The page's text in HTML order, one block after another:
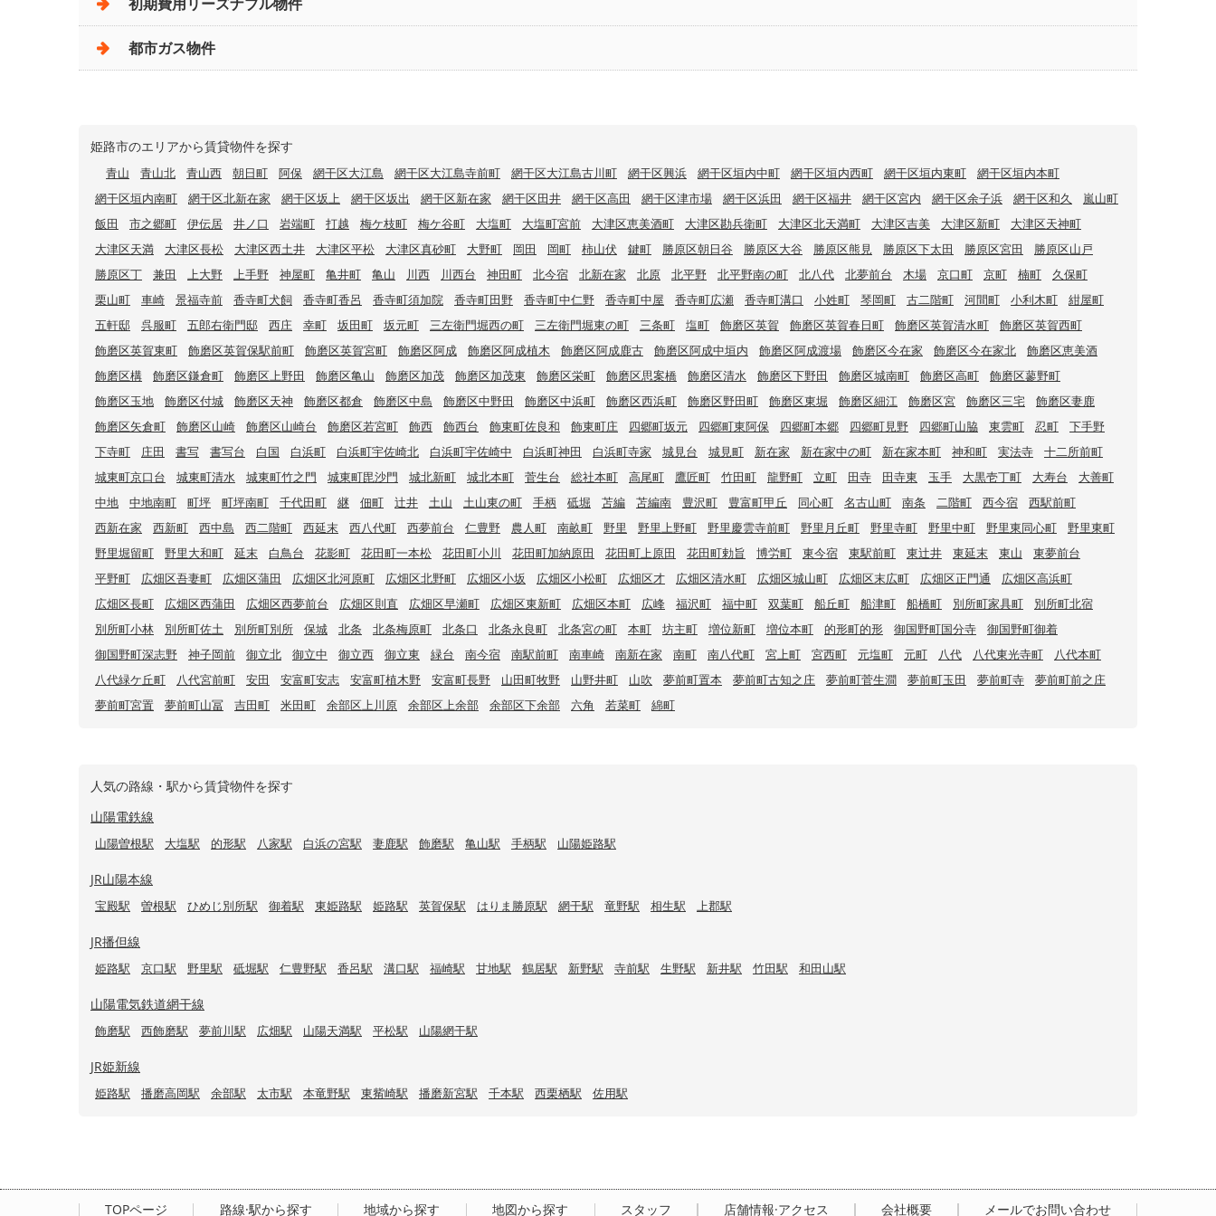
都市ガス物件
姫路市のエリアから賃貸物件を探す
青山 青山北 青山西 朝日町 阿保 網干区大江島 網干区大江島寺前町 網干区大江島古川町 網干区興浜 網干区垣内中町 網干区垣内西町 網干区垣内東町
網干区垣内本町
網干区垣内南町
網干区北新在家 網干区坂上 網干区坂出 網干区新在家 網干区田井 網干区高田 網干区津市場 網干区浜田 網干区福井 網干区宮内 網干区余子浜 網干区和久
嵐山町
飯田
市之郷町 伊伝居 井ノ口 岩端町 打越 梅ケ枝町 梅ケ谷町 大塩町 大塩町宮前 大津区恵美酒町 大津区勘兵衛町 大津区北天満町 大津区吉美 大津区新町
大津区天神町
大津区天満
大津区長松 大津区西土井 大津区平松 大津区真砂町 大野町 岡田 岡町 柿山伏 鍵町 勝原区朝日谷 勝原区大谷 勝原区熊見 勝原区下太田 勝原区宮田
勝原区山戸
勝原区丁
兼田 上大野 上手野 神屋町 亀井町 亀山 川西 川西台 神田町 北今宿 北新在家 北原 北平野 北平野南の町 北八代 北夢前台 木場 京口町 京町 楠町
久保町
栗山町
車崎 景福寺前 香寺町犬飼 香寺町香呂 香寺町須加院 香寺町田野 香寺町中仁野 香寺町中屋 香寺町広瀬 香寺町溝口 小姓町 琴岡町 古二階町 河間町 小利木町
紺屋町
五軒邸
呉服町 五郎右衛門邸 西庄 幸町 坂田町 坂元町 三左衛門堀西の町 三左衛門堀東の町 三条町 塩町 飾磨区英賀 飾磨区英賀春日町 飾磨区英賀清水町
飾磨区英賀西町
飾磨区英賀東町
飾磨区英賀保駅前町 飾磨区英賀宮町 飾磨区阿成 飾磨区阿成植木 飾磨区阿成鹿古 飾磨区阿成中垣内 飾磨区阿成渡場 飾磨区今在家 飾磨区今在家北
飾磨区恵美酒
飾磨区構
飾磨区鎌倉町 飾磨区上野田 飾磨区亀山 飾磨区加茂 飾磨区加茂東 飾磨区栄町 飾磨区思案橋 飾磨区清水 飾磨区下野田 飾磨区城南町 飾磨区高町
飾磨区蓼野町
飾磨区玉地
飾磨区付城 飾磨区天神 飾磨区都倉 飾磨区中島 飾磨区中野田 飾磨区中浜町 飾磨区西浜町 飾磨区野田町 飾磨区東堀 飾磨区細江 飾磨区宮 飾磨区三宅
飾磨区妻鹿
飾磨区矢倉町
飾磨区山崎 飾磨区山崎台 飾磨区若宮町 飾西 飾西台 飾東町佐良和 飾東町庄 四郷町坂元 四郷町東阿保 四郷町本郷 四郷町見野 四郷町山脇 東雲町 忍町
下手野
下寺町
庄田 書写 書写台 白国 白浜町 白浜町宇佐崎北 白浜町宇佐崎中 白浜町神田 白浜町寺家 城見台 城見町 新在家 新在家中の町 新在家本町 神和町 実法寺
十二所前町
城東町京口台
城東町清水 城東町竹之門 城東町毘沙門 城北新町 城北本町 菅生台 総社本町 高尾町 鷹匠町 竹田町 龍野町 立町 田寺 田寺東 玉手 大黒壱丁町 大寿台
大善町
中地
中地南町 町坪 町坪南町 千代田町 継 佃町 辻井 土山 土山東の町 手柄 砥堀 苫編 苫編南 豊沢町 豊富町甲丘 同心町 名古山町 南条 二階町 西今宿
西駅前町
西新在家
西新町 西中島 西二階町 西延末 西八代町 西夢前台 仁豊野 農人町 南畝町 野里 野里上野町 野里慶雲寺前町 野里月丘町 野里寺町 野里中町 野里東同心町
野里東町
野里堀留町
野里大和町 延末 白鳥台 花影町 花田町一本松 花田町小川 花田町加納原田 花田町上原田 花田町勅旨 博労町 東今宿 東駅前町 東辻井 東延末 東山
東夢前台
平野町
広畑区吾妻町 広畑区蒲田 広畑区北河原町 広畑区北野町 広畑区小坂 広畑区小松町 広畑区才 広畑区清水町 広畑区城山町 広畑区末広町 広畑区正門通
広畑区高浜町
広畑区長町
広畑区西蒲田 広畑区西夢前台 広畑区則直 広畑区早瀬町 広畑区東新町 広畑区本町 広峰 福沢町 福中町 双葉町 船丘町 船津町 船橋町 別所町家具町
別所町北宿
別所町小林
別所町佐土 別所町別所 保城 北条 北条梅原町 北条口 北条永良町 北条宮の町 本町 坊主町 増位新町 増位本町 的形町的形 御国野町国分寺
御国野町御着
御国野町深志野
神子岡前 御立北 御立中 御立西 御立東 緑台 南今宿 南駅前町 南車崎 南新在家 南町 南八代町 宮上町 宮西町 元塩町 元町 八代 八代東光寺町
八代本町
八代緑ケ丘町
八代宮前町 安田 安富町安志 安富町植木野 安富町長野 山田町牧野 山野井町 山吹 夢前町置本 夢前町古知之庄 夢前町菅生澗 夢前町玉田 夢前町寺
夢前町前之庄
夢前町宮置
夢前町山冨 吉田町 米田町 余部区上川原 余部区上余部 余部区下余部 六角 若菜町 綿町
人気の路線・駅から賃貸物件を探す
山陽電鉄線
山陽曽根駅 大塩駅 的形駅 八家駅 白浜の宮駅 妻鹿駅 飾磨駅 亀山駅 手柄駅 山陽姫路駅
JR山陽本線
宝殿駅 曽根駅 ひめじ別所駅 御着駅 東姫路駅 姫路駅 英賀保駅 はりま勝原駅 網干駅 竜野駅 相生駅 上郡駅
JR播但線
姫路駅 京口駅 野里駅 砥堀駅 仁豊野駅 香呂駅 溝口駅 福崎駅 甘地駅 鶴居駅 新野駅 寺前駅 生野駅 新井駅 竹田駅 和田山駅
山陽電気鉄道網干線
飾磨駅 西飾磨駅 夢前川駅 広畑駅 山陽天満駅 平松駅 山陽網干駅
JR姫新線
姫路駅 播磨高岡駅 余部駅 太市駅 本竜野駅 東觜崎駅 播磨新宮駅 千本駅 西栗栖駅 佐用駅
TOPページ 路線·駅から探す 地域から探す 地図から探す スタッフ 店舗情報·アクセス 会社概要 メールでお問い合わせ